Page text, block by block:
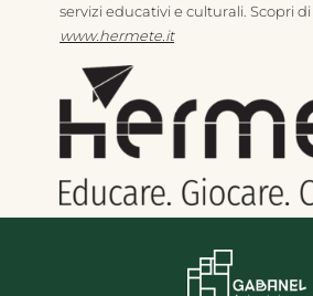
servizi educativi e culturali. Scopri
www.hermete.it